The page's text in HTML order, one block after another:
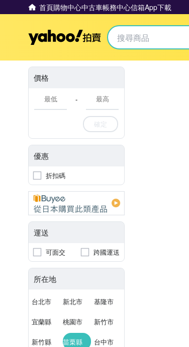
首頁購物中心中古車帳務中心信箱App下載
Yahoo拍賣
價格
-
確定
優惠
折扣碼
運送
可面交 跨國運送
所在地
台北市 新北市 基隆市
宜蘭縣 桃園市 新竹市
新竹縣 苗栗縣 台中市